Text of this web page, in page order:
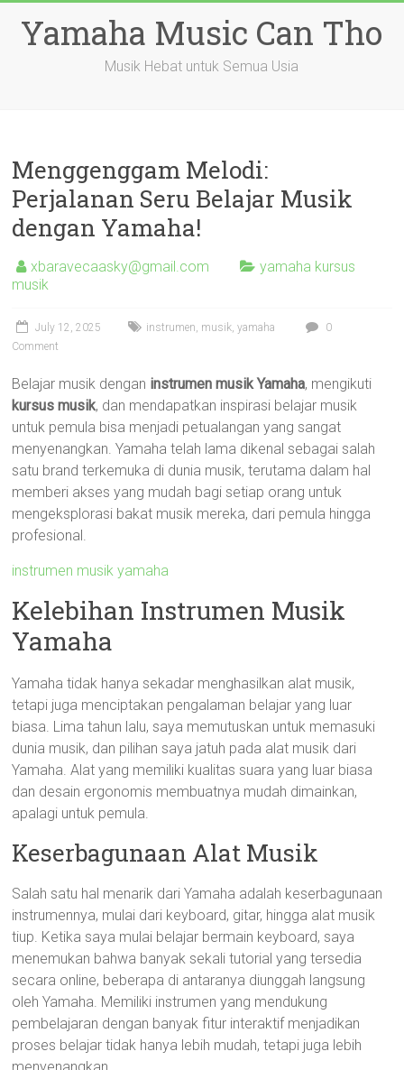
contentYamaha Music Can Tho
Musik Hebat untuk Semua Usia
Menggenggam Melodi:
Perjalanan Seru Belajar Musik
dengan Yamaha!
xbaravecaasky@gmail.com
yamaha kursus
musik
July 12, 2025 instrumen, musik,yamaha
0
Comment
Belajar musik dengan instrumen musik Yamaha, mengikuti
kursus musik, dan mendapatkan inspirasi belajar musik
untuk pemula bisa menjadi petualangan yang sangat
menyenangkan. Yamaha telah lama dikenal sebagai salah
satu brand terkemuka di dunia musik, terutama dalam hal
memberi akses yang mudah bagi setiap orang untuk
mengeksplorasi bakat musik mereka, dari pemula hingga
profesional.
instrumen musik yamaha
Kelebihan Instrumen Musik
Yamaha
Yamaha tidak hanya sekadar menghasilkan alat musik,
tetapi juga menciptakan pengalaman belajar yang luar
biasa. Lima tahun lalu, saya memutuskan untuk memasuki
dunia musik, dan pilihan saya jatuh pada alat musik dari
Yamaha. Alat yang memiliki kualitas suara yang luar biasa
dan desain ergonomis membuatnya mudah dimainkan,
apalagi untuk pemula.
Keserbagunaan Alat Musik
Salah satu hal menarik dari Yamaha adalah keserbagunaan
instrumennya, mulai dari keyboard, gitar, hingga alat musik
tiup. Ketika saya mulai belajar bermain keyboard, saya
menemukan bahwa banyak sekali tutorial yang tersedia
secara online, beberapa di antaranya diunggah langsung
oleh Yamaha. Memiliki instrumen yang mendukung
pembelajaran dengan banyak fitur interaktif menjadikan
proses belajar tidak hanya lebih mudah, tetapi juga lebih